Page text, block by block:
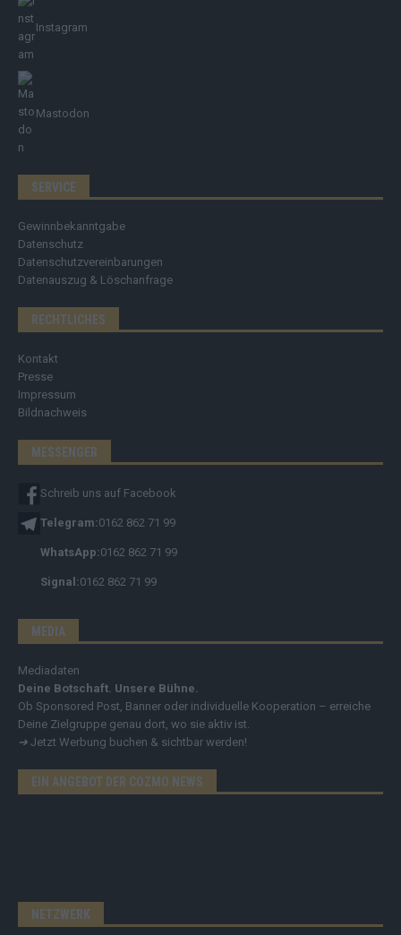
Instagram
Mastodon
SERVICE
Gewinnbekanntgabe
Datenschutz
Datenschutzvereinbarungen
Datenauszug & Löschanfrage
RECHTLICHES
Kontakt
Presse
Impressum
Bildnachweis
MESSENGER
Schreib uns auf Facebook
Telegram:0162 862 71 99
WhatsApp:0162 862 71 99
Signal:0162 862 71 99
MEDIA
Mediadaten
Deine Botschaft. Unsere Bühne.
Ob Sponsored Post, Banner oder individuelle Kooperation – erreiche
Deine Zielgruppe genau dort, wo sie aktiv ist.
➔ Jetzt Werbung buchen & sichtbar werden!
EIN ANGEBOT DER COZMO NEWS
NETZWERK